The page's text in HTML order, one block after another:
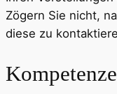
Zögern Sie nicht,
diese zu